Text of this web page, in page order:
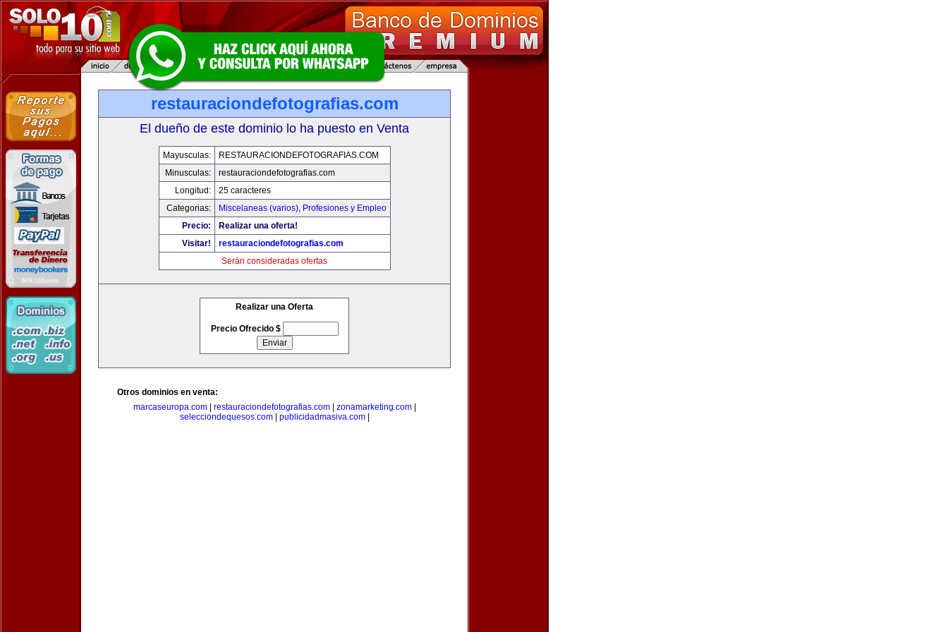
restauraciondefotografias.com
El dueño de este dominio lo ha puesto en Venta
Mayusculas:
RESTAURACIONDEFOTOGRAFIAS.COM
Minusculas:
restauraciondefotografias.com
Longitud:
25 caracteres
Categorias:
Miscelaneas (varios), Profesiones y Empleo
Precio:
Realizar una oferta!
Visitar!
restauraciondefotografias.com
Serán consideradas ofertas
Realizar una Oferta
Precio Ofrecido $
Otros dominios en venta:
marcaseuropa.com| restauraciondefotografias.com| zonamarketing.com|
selecciondequesos.com| publicidadmasiva.com|